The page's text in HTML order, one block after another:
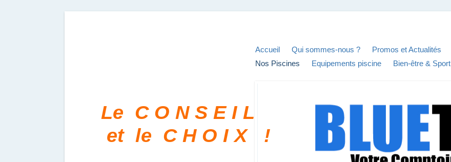
Accueil Qui sommes-nous ? Promos et Actualités
Nos Piscines
Equipements piscine Bien-être & Sport
Le C O N S E I L
et le C H O I X !